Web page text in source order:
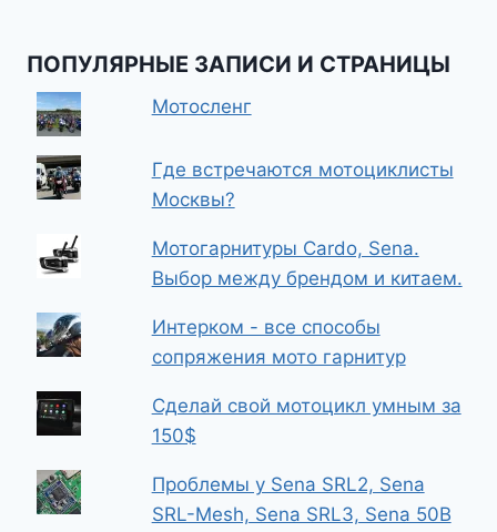
ПОПУЛЯРНЫЕ ЗАПИСИ И СТРАНИЦЫ
Мотосленг
Где встречаются мотоциклисты
Москвы?
Мотогарнитуры Cardo, Sena.
Выбор между брендом и китаем.
Интерком - все способы
сопряжения мото гарнитур
Сделай свой мотоцикл умным за
150$
Проблемы у Sena SRL2, Sena
SRL-Mesh, Sena SRL3, Sena 50B